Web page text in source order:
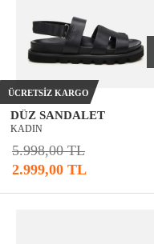
DÜZ SANDALET
KADIN
5.998,00 TL
2.999,00 TL
ÜCRETSIZ KARGO